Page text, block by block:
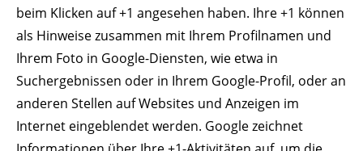
beim Klicken auf +1 angesehen haben. Ihre +1 können
als Hinweise zusammen mit Ihrem Profilnamen und
Ihrem Foto in Google-Diensten, wie etwa in
Suchergebnissen oder in Ihrem Google-Profil, oder an
anderen Stellen auf Websites und Anzeigen im
Internet eingeblendet werden. Google zeichnet